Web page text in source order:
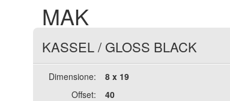
MAK
KASSEL/ GLOSS BLACK
Dimensione:
8 x 19
Offset:
40